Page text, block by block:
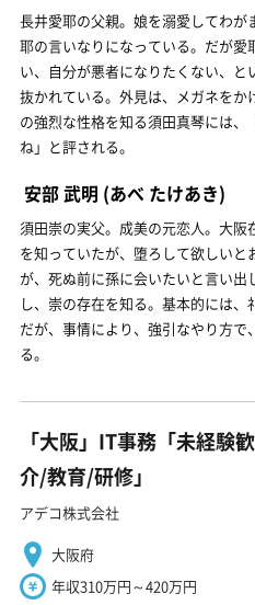
長井愛耶の父親。娘を溺愛してわ
耶の言いなりになっている。だが
い、自分が悪者になりたくない、
抜かれている。外見は、メガネを
の強烈な性格を知る須田真琴には
ね」と評される。
安部 武明 (あべ たけあき)
須田崇の実父。成美の元恋人。大阪
を知っていたが、堕ろして欲しい
が、死ぬ前に孫に会いたいと言い
し、崇の存在を知る。基本的には
だが、事情により、強引なやり方
る。
「大阪」IT事務「未経験
介/教育/研修」
アデコ株式会社
大阪府
年収310万円～420万円